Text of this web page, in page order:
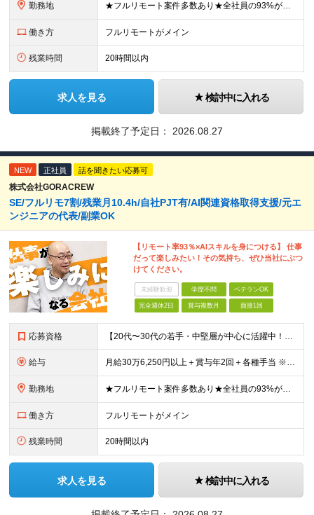
勤務地 ★フルリモート案件多数あり★全社員の93%がリモート勤務を活用中 本社（東京都千代田区）または各プロジェクト先（東京・神奈川・千葉・埼玉など） 本社：東京都千代田区岩本町3丁目5−2 合人社東京秋葉
働き方 フルリモートがメイン
残業時間 20時間以内
求人を見る 検討中に入れる
掲載終了予定日： 2026.08.27
NEW 正社員 話を聞きたい応募可
株式会社GORACREW
SE/フルリモ7割/残業月10.4h/自社PJT有/AI関連資格取得支援/元エ
ンジニアの代表/副業OK
【リモート率93％×AIスキルを身につける】 仕事
だって楽しみたい！その気持ち、ぜひ当社にぶつ
けてください。
未経験歓迎 学歴不問 ベテランOK
完全週休2日 賞与複数月 面接1回
応募資格 【20代〜30代の若手・中堅層が中心に活躍中！】 ●何らかのシステム開発経験をお持ちの方（目安2年以上／言語不問） ●学歴不問 ★こんな方にピッタリ★ ・前職の組織体制に孤独を感じていた方 ・フルリ
給与 月給30万6,250円以上＋賞与年2回＋各種手当 ※経験・スキルを考慮の上、当社規定により優遇します。 ※上記金額には月12時間分の固定残業代(2万6,250円～)を含みます。超過分は全額別途支給し
勤務地 ★フルリモート案件多数あり★全社員の93%がリモート勤務を活用中 本社（東京都千代田区）または各プロジェクト先（東京・神奈川・千葉・埼玉など） 本社：東京都千代田区岩本町3丁目5−2 合人社東京秋葉
働き方 フルリモートがメイン
残業時間 20時間以内
求人を見る 検討中に入れる